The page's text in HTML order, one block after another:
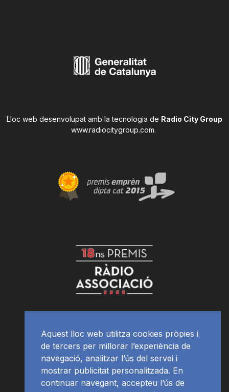
Lloc web desenvolupat amb la tecnologia de Radio City Group
www.radiocitygroup.com.
Aquest lloc web utilitza cookies pròpies i
de tercers per millorar l’experiència de
navegació, analitzar l’ús del servei i
mostrar publicitat personalitzada. En
continuar navegant, accepteu l’ús de